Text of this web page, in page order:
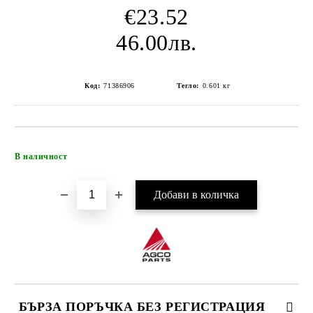
€23.52
46.00лв.
Код: 71386906 Тегло: 0.601 кг
В наличност
БЪРЗА ПОРЪЧКА БЕЗ РЕГИСТРАЦИЯ